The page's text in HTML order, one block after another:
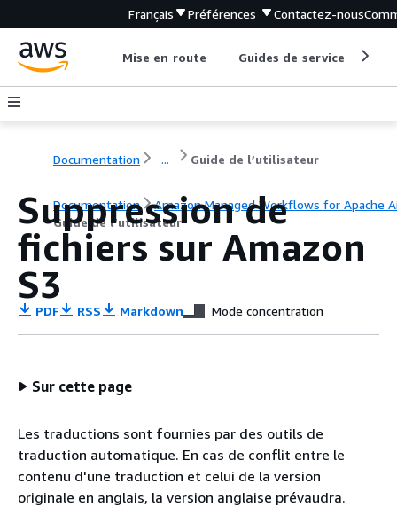
Français Préférences Contactez-nous
Mise en route Guides de service
Documentation ... Guide de l’utilisateur
Documentation
Amazon Managed Workflows for Apache
Guide de l’utilisateur
Suppression de
fichiers sur Amazon
S3
PDF RSS Markdown Mode concentration
Sur cette page
Les traductions sont fournies par des outils de
traduction automatique. En cas de conflit entre le
contenu d'une traduction et celui de la version
originale en anglais, la version anglaise prévaudra.